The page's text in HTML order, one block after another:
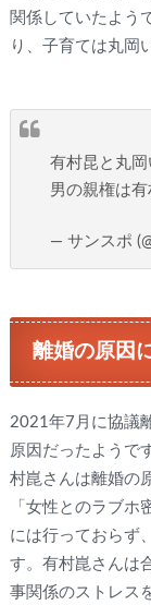
関係していたよう
り、子育ては丸岡
有村昆と丸
男の親権は有
— サンスポ
離婚の原因
2021年7月に協議
原因だったようで
村崑さんは離婚の
「女性とのラブホ
には行っておらず
す。有村崑さんは
事関係のストレス